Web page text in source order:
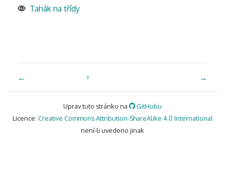
Tahák na třídy
← ↑ →
Uprav tuto stránku na
GitHubu
Licence: Creative Commons Attribution-ShareAlike 4.0 International
není-li uvedeno jinak